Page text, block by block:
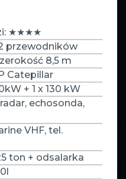
★★★★
przewodników
8,5 m
Catepillar
+ 1 x 130 kW
echosonda,
VHF, tel.
ton + odsalarka